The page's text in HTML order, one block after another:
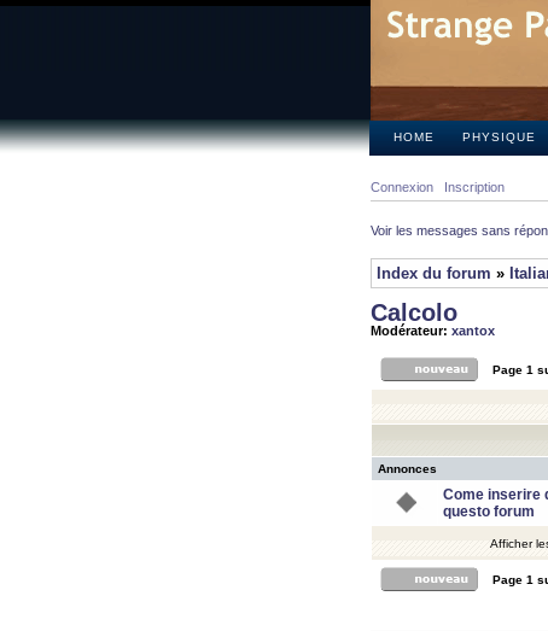
HOME PHYSIQUE
Connexion Inscription
Voir les messages sans
Index du forum »
Calcolo
Modérateur: xantox
Page 1
Annonces
Come inserire
questo forum
Afficher
Page 1